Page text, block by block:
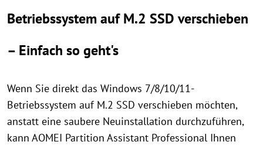
Betriebssystem auf M.2 SSD verschieben
– Einfach so geht's
Wenn Sie direkt das Windows 7/8/10/11-
Betriebssystem auf M.2 SSD verschieben möchten,
anstatt eine saubere Neuinstallation durchzuführen,
kann AOMEI Partition Assistant Professional Ihnen